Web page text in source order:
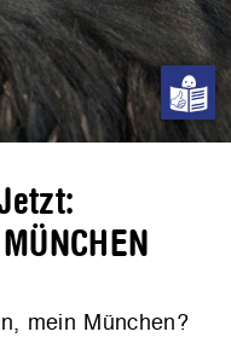
mein München?